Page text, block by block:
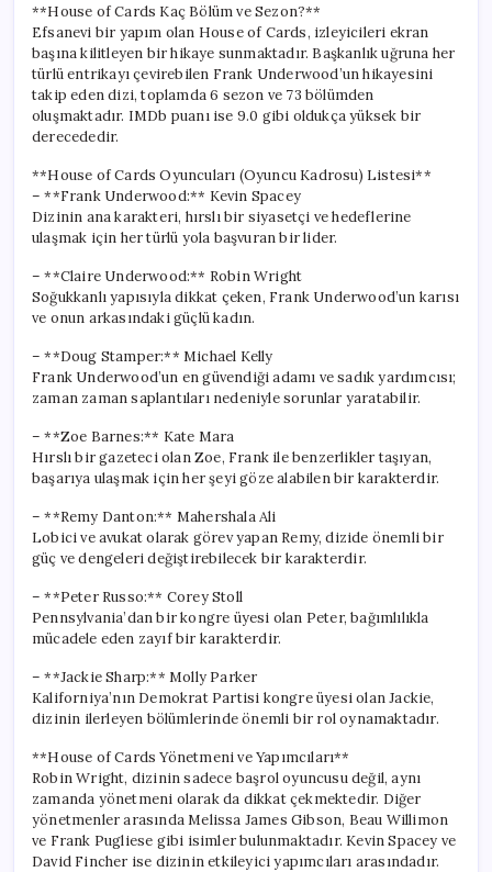
**House of Cards Kaç Bölüm ve Sezon?**
Efsanevi bir yapım olan House of Cards, izleyicileri ekran
başına kilitleyen bir hikaye sunmaktadır. Başkanlık uğruna her
türlü entrikayı çevirebilen Frank Underwood’un hikayesini
takip eden dizi, toplamda 6 sezon ve 73 bölümden
oluşmaktadır. IMDb puanı ise 9.0 gibi oldukça yüksek bir
derecededir.
**House of Cards Oyuncuları (Oyuncu Kadrosu) Listesi**
– **Frank Underwood:** Kevin Spacey
Dizinin ana karakteri, hırslı bir siyasetçi ve hedeflerine
ulaşmak için her türlü yola başvuran bir lider.
– **Claire Underwood:** Robin Wright
Soğukkanlı yapısıyla dikkat çeken, Frank Underwood’un karısı
ve onun arkasındaki güçlü kadın.
– **Doug Stamper:** Michael Kelly
Frank Underwood’un en güvendiği adamı ve sadık yardımcısı;
zaman zaman saplantıları nedeniyle sorunlar yaratabilir.
– **Zoe Barnes:** Kate Mara
Hırslı bir gazeteci olan Zoe, Frank ile benzerlikler taşıyan,
başarıya ulaşmak için her şeyi göze alabilen bir karakterdir.
– **Remy Danton:** Mahershala Ali
Lobici ve avukat olarak görev yapan Remy, dizide önemli bir
güç ve dengeleri değiştirebilecek bir karakterdir.
– **Peter Russo:** Corey Stoll
Pennsylvania’dan bir kongre üyesi olan Peter, bağımlılıkla
mücadele eden zayıf bir karakterdir.
– **Jackie Sharp:** Molly Parker
Kaliforniya’nın Demokrat Partisi kongre üyesi olan Jackie,
dizinin ilerleyen bölümlerinde önemli bir rol oynamaktadır.
**House of Cards Yönetmeni ve Yapımcıları**
Robin Wright, dizinin sadece başrol oyuncusu değil, aynı
zamanda yönetmeni olarak da dikkat çekmektedir. Diğer
yönetmenler arasında Melissa James Gibson, Beau Willimon
ve Frank Pugliese gibi isimler bulunmaktadır. Kevin Spacey ve
David Fincher ise dizinin etkileyici yapımcıları arasındadır.